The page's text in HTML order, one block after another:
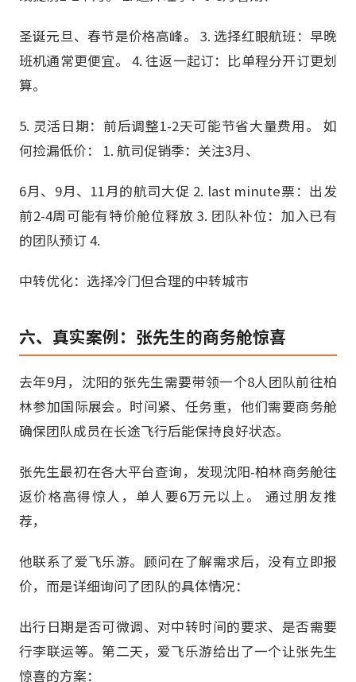
圣诞元旦、春节是价格高峰。 3. 选择红眼航班：早晚
班机通常更便宜。 4. 往返一起订：比单程分开订更划
算。
5. 灵活日期：前后调整1-2天可能节省大量费用。 如
何捡漏低价： 1. 航司促销季：关注3月、
6月、9月、11月的航司大促 2. last minute票：出发
前2-4周可能有特价舱位释放 3. 团队补位：加入已有
的团队预订 4.
中转优化：选择冷门但合理的中转城市
六、真实案例：张先生的商务舱惊喜
去年9月，沈阳的张先生需要带领一个8人团队前往柏
林参加国际展会。时间紧、任务重，他们需要商务舱
确保团队成员在长途飞行后能保持良好状态。
张先生最初在各大平台查询，发现沈阳-柏林商务舱往
返价格高得惊人，单人要6万元以上。 通过朋友推
荐，
他联系了爱飞乐游。顾问在了解需求后，没有立即报
价，而是详细询问了团队的具体情况：
出行日期是否可微调、对中转时间的要求、是否需要
行李联运等。第二天，爱飞乐游给出了一个让张先生
惊喜的方案：